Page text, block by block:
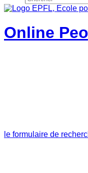
Online
le formulaire de